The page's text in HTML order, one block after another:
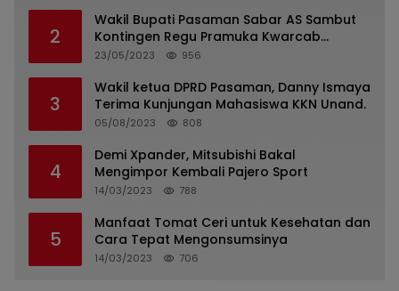
2
Wakil Bupati Pasaman Sabar AS Sambut
Kontingen Regu Pramuka Kwarcab
Pasaman
23/05/2023 956
3
Wakil ketua DPRD Pasaman, Danny Ismaya
Terima Kunjungan Mahasiswa KKN Unand.
05/08/2023 808
4
Demi Xpander, Mitsubishi Bakal
Mengimpor Kembali Pajero Sport
14/03/2023 788
5
Manfaat Tomat Ceri untuk Kesehatan dan
Cara Tepat Mengonsumsinya
14/03/2023 706